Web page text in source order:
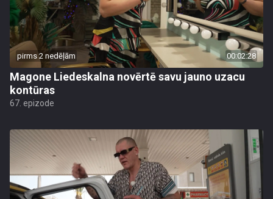
pirms 2 nedēļām 00:02:28
Magone Liedeskalna novērtē savu jauno uzacu
kontūras
67. epizode